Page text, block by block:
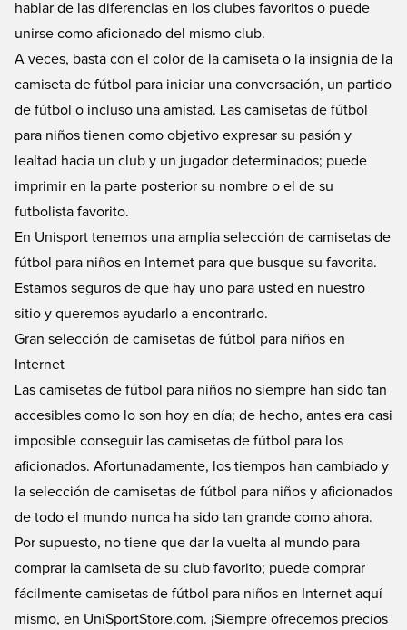
hablar de las diferencias en los clubes favoritos o puede
unirse como aficionado del mismo club.
A veces, basta con el color de la camiseta o la insignia de la
camiseta de fútbol para iniciar una conversación, un partido
de fútbol o incluso una amistad. Las camisetas de fútbol
para niños tienen como objetivo expresar su pasión y
lealtad hacia un club y un jugador determinados; puede
imprimir en la parte posterior su nombre o el de su
futbolista favorito.
En Unisport tenemos una amplia selección de camisetas de
fútbol para niños en Internet para que busque su favorita.
Estamos seguros de que hay uno para usted en nuestro
sitio y queremos ayudarlo a encontrarlo.
Gran selección de camisetas de fútbol para niños en
Internet
Las camisetas de fútbol para niños no siempre han sido tan
accesibles como lo son hoy en día; de hecho, antes era casi
imposible conseguir las camisetas de fútbol para los
aficionados. Afortunadamente, los tiempos han cambiado y
la selección de camisetas de fútbol para niños y aficionados
de todo el mundo nunca ha sido tan grande como ahora.
Por supuesto, no tiene que dar la vuelta al mundo para
comprar la camiseta de su club favorito; puede comprar
fácilmente camisetas de fútbol para niños en Internet aquí
mismo, en UniSportStore.com. ¡Siempre ofrecemos precios